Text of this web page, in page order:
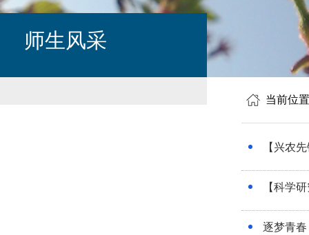
师生风采
当前位
【兴农
【科学
逐梦青